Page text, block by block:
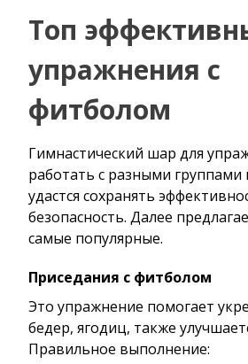
Топ
упражнения с
фитболом
Гимнастический шар для
работать с разными
удастся сохранять
безопасность. Далее
самые популярные.
Приседания с фитболом
Это упражнение помогает
бедер, ягодиц, также
Правильное выполнение: